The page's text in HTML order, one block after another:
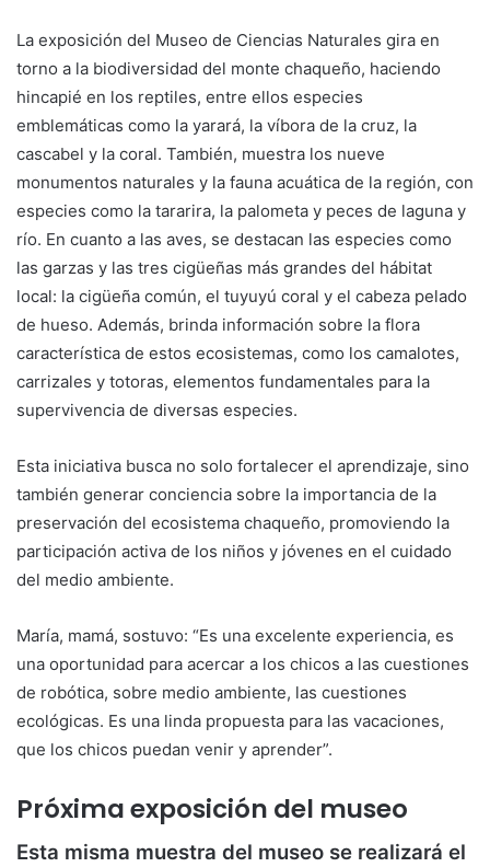
La exposición del Museo de Ciencias Naturales gira en
torno a la biodiversidad del monte chaqueño, haciendo
hincapié en los reptiles, entre ellos especies
emblemáticas como la yarará, la víbora de la cruz, la
cascabel y la coral. También, muestra los nueve
monumentos naturales y la fauna acuática de la región, con
especies como la tararira, la palometa y peces de laguna y
río. En cuanto a las aves, se destacan las especies como
las garzas y las tres cigüeñas más grandes del hábitat
local: la cigüeña común, el tuyuyú coral y el cabeza pelado
de hueso. Además, brinda información sobre la flora
característica de estos ecosistemas, como los camalotes,
carrizales y totoras, elementos fundamentales para la
supervivencia de diversas especies.
Esta iniciativa busca no solo fortalecer el aprendizaje, sino
también generar conciencia sobre la importancia de la
preservación del ecosistema chaqueño, promoviendo la
participación activa de los niños y jóvenes en el cuidado
del medio ambiente.
María, mamá, sostuvo: “Es una excelente experiencia, es
una oportunidad para acercar a los chicos a las cuestiones
de robótica, sobre medio ambiente, las cuestiones
ecológicas. Es una linda propuesta para las vacaciones,
que los chicos puedan venir y aprender”.
Próxima exposición del museo
Esta misma muestra del museo se realizará el